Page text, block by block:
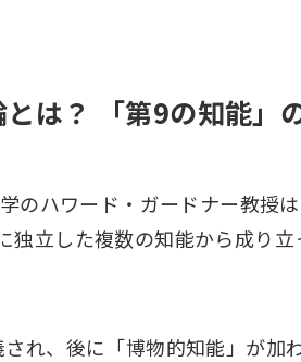
は？ 「第9の知能」
のハワード・ガードナー教授
独立した複数の知能から成り
れ、後に「博物的知能」が加